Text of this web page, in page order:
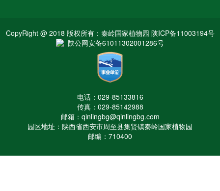
CopyRight @ 2018 版权所有：秦岭国家植物园 陕ICP备11003194号
陕公网安备61011302001286号
电话：029-85133816
传真：029-85142988
邮箱：qinlingbg@qinlingbg.com
园区地址：陕西省西安市周至县集贤镇秦岭国家植物园
邮编：710400